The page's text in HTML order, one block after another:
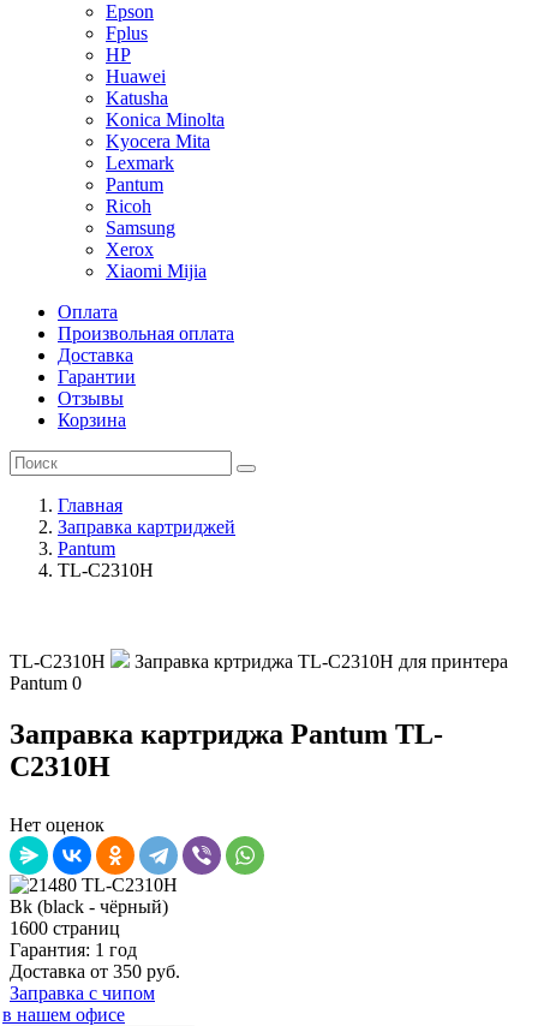
Epson
Fplus
HP
Huawei
Katusha
Konica Minolta
Kyocera Mita
Lexmark
Pantum
Ricoh
Samsung
Xerox
Xiaomi Mijia
Оплата
Произвольная оплата
Доставка
Гарантии
Отзывы
Корзина
Главная
Заправка картриджей
Pantum
TL-C2310H
TL-C2310H
Заправка кртриджа TL-C2310H для принтера
Pantum 0
Заправка картриджа Pantum TL-
C2310H
Нет оценок
Bk (black - чёрный)
1600 страниц
Гарантия: 1 год
Доставка от 350 руб.
Заправка с чипом
в нашем офисе